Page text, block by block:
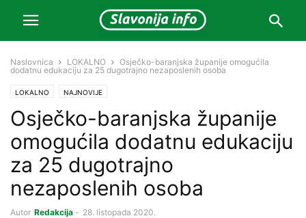
Naslovnica LOKALNO
Osječko-baranjska županije omogućila
dodatnu edukaciju za 25 dugotrajno nezaposlenih osoba
LOKALNO NAJNOVIJE
Osječko-baranjska županije
omogućila dodatnu edukaciju
za 25 dugotrajno
nezaposlenih osoba
Autor Redakcija - 28. listopada 2020.